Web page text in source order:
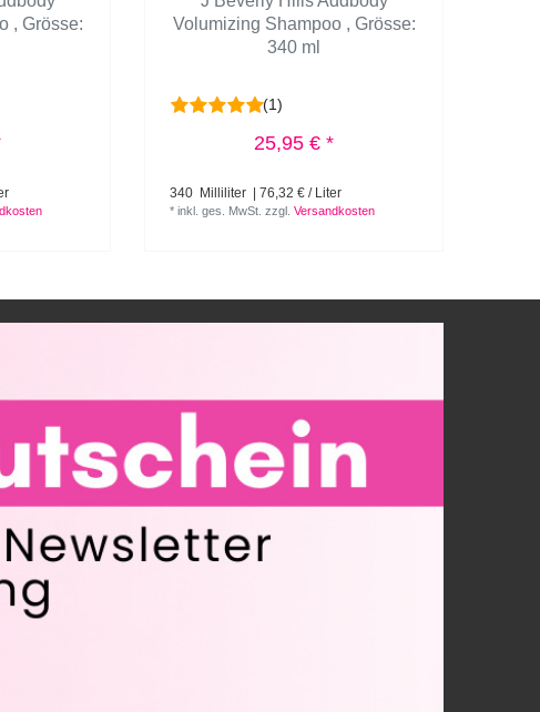
, Grösse:
Volumizing Shampoo , Grösse:
340 ml
(1)
25,95 € *
340 Milliliter | 76,32 € / Liter
*inkl. ges. MwSt. zzgl.Versandkosten